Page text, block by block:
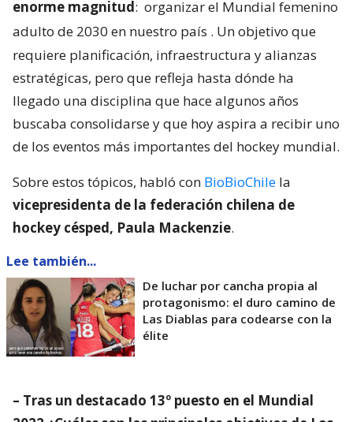
enorme magnitud: organizar el Mundial femenino
adulto de 2030 en nuestro país . Un objetivo que
requiere planificación, infraestructura y alianzas
estratégicas, pero que refleja hasta dónde ha
llegado una disciplina que hace algunos años
buscaba consolidarse y que hoy aspira a recibir uno
de los eventos más importantes del hockey mundial.
Sobre estos tópicos, habló con BioBioChile la
vicepresidenta de la federación chilena de
hockey césped, Paula Mackenzie.
Lee también...
De luchar por cancha propia al
protagonismo: el duro camino de
Las Diablas para codearse con la
élite
– Tras un destacado 13º puesto en el Mundial